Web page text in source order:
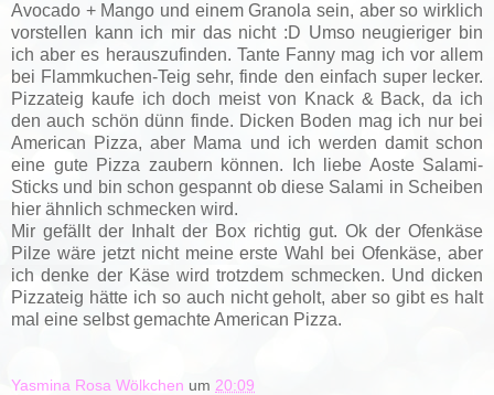
Avocado + Mango und einem Granola sein, aber so wirklich
vorstellen kann ich mir das nicht :D Umso neugieriger bin
ich aber es herauszufinden. Tante Fanny mag ich vor allem
bei Flammkuchen-Teig sehr, finde den einfach super lecker.
Pizzateig kaufe ich doch meist von Knack & Back, da ich
den auch schön dünn finde. Dicken Boden mag ich nur bei
American Pizza, aber Mama und ich werden damit schon
eine gute Pizza zaubern können. Ich liebe Aoste Salami-
Sticks und bin schon gespannt ob diese Salami in Scheiben
hier ähnlich schmecken wird.
Mir gefällt der Inhalt der Box richtig gut. Ok der Ofenkäse
Pilze wäre jetzt nicht meine erste Wahl bei Ofenkäse, aber
ich denke der Käse wird trotzdem schmecken. Und dicken
Pizzateig hätte ich so auch nicht geholt, aber so gibt es halt
mal eine selbst gemachte American Pizza.
Yasmina Rosa Wölkchen um 20:09